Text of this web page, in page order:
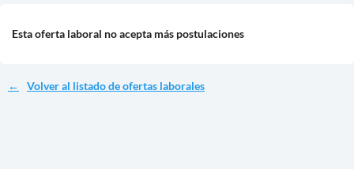
Esta oferta laboral no acepta más postulaciones
Volver al listado de ofertas laborales